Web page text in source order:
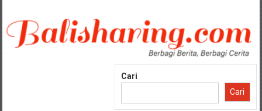
konten
Cari
Cari